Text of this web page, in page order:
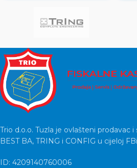
Trio d.o.o. Tuzla je ovlašteni prodavac
BEST BA, TRING i CONFIG u cijeloj
ID: 4209140760006